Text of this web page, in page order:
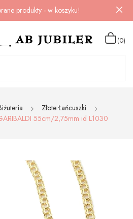
produkty - w koszyku!
(0)
Złote Łańcuszki
55cm/2,75mm id L1030